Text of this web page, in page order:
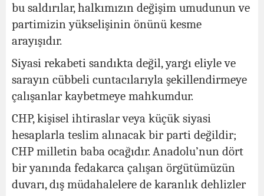
bu saldırılar, halkımızın değişim umudunun ve
partimizin yükselişinin önünü kesme
arayışıdır.
Siyasi rekabeti sandıkta değil, yargı eliyle ve
sarayın cübbeli cuntacılarıyla şekillendirmeye
çalışanlar kaybetmeye mahkumdur.
CHP, kişisel ihtiraslar veya küçük siyasi
hesaplarla teslim alınacak bir parti değildir;
CHP milletin baba ocağıdır. Anadolu’nun dört
bir yanında fedakarca çalışan örgütümüzün
duvarı, dış müdahalelere de karanlık dehlizler